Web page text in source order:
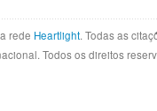
rede Heartlight. Todas as
Todos os direitos